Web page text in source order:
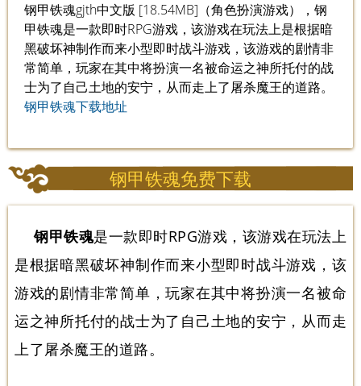
钢甲铁魂gjth中文版 [18.54MB]（角色扮演游戏），钢
甲铁魂是一款即时RPG游戏，该游戏在玩法上是根据暗
黑破坏神制作而来小型即时战斗游戏，该游戏的剧情非
常简单，玩家在其中将扮演一名被命运之神所托付的战
士为了自己土地的安宁，从而走上了屠杀魔王的道路。
钢甲铁魂下载地址
钢甲铁魂免费下载
钢甲铁魂是一款即时RPG游戏，该游戏在玩法上
是根据暗黑破坏神制作而来小型即时战斗游戏，该
游戏的剧情非常简单，玩家在其中将扮演一名被命
运之神所托付的战士为了自己土地的安宁，从而走
上了屠杀魔王的道路。